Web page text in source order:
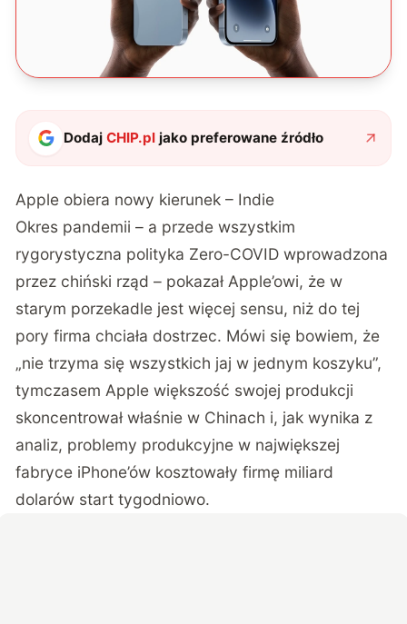
DodajCHIP.pl jako preferowane źródło
Apple obiera nowy kierunek – Indie
Okres pandemii – a przede wszystkim
rygorystyczna polityka Zero-COVID wprowadzona
przez chiński rząd – pokazał Apple’owi, że w
starym porzekadle jest więcej sensu, niż do tej
pory firma chciała dostrzec. Mówi się bowiem, że
„nie trzyma się wszystkich jaj w jednym koszyku”,
tymczasem Apple większość swojej produkcji
skoncentrował właśnie w Chinach i, jak wynika z
analiz, problemy produkcyjne w największej
fabryce iPhone’ów kosztowały firmę miliard
dolarów start tygodniowo.